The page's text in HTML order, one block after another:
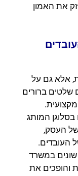
את האמון
אלא גם על
שלטים ברורים
מקצועית.
המותג
של העסק,
העובדים.
שונים במשרד
והופכים את